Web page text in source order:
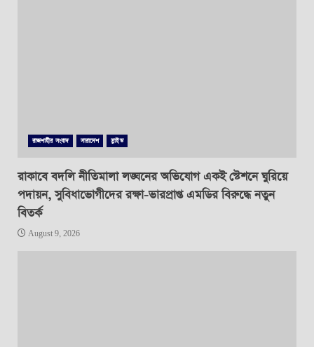
রাজশাহীর সংবাদ সারাদেশ স্লাইড
রাকাবে বদলি নীতিমালা লঙ্ঘনের অভিযোগ একই স্টেশনে ঘুরিয়ে
পদায়ন, সুবিধাভোগীদের রক্ষা-ভারপ্রাপ্ত এমডির বিরুদ্ধে নতুন
বিতর্ক
August 9, 2026